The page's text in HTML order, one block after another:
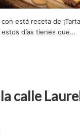
está receta de
días tienes que…
calle